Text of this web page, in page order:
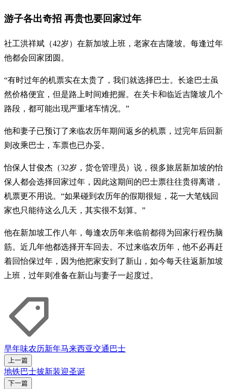
游子各出奇招 再贵也要回家过年
社工洪祥斌（42岁）在新加坡上班，老家在吉隆坡。每逢过年
他都会回家团圆。
“有时过年的机票实在太贵了，我们就选择巴士。长途巴士虽
然价格便宜，但是路上时间难把握。在关卡和临近吉隆坡几个
路段，都可能出现严重堵车情况。”
他和妻子已预订了来临农历年期间返乡的机票，过完年后回新
则改乘巴士，车票也已办妥。
怡保人甘俊杰（32岁，货仓管理员）说，很多旅居新加坡的怡
保人都会选择回家过年，因此这期间的巴士票往往贵得离谱，
机票更不用说。“如果碰到农历年的假期很短，花一大笔钱回
家也只能待这么几天，其实很不划算。”
他在新加坡工作八年，每逢农历年来临前都得为回家行程伤脑
筋。近几年他都选择开车回去。不过来临农历年，他不必再赶
着回怡保过年，因为他把家安到了新山，如今每天往返新加坡
上班，过年则准备在新山与妻子一起度过。
早年味农历新年马来西亚交通 巴士
上一篇
地铁巴士披新装迎圣诞
下一篇